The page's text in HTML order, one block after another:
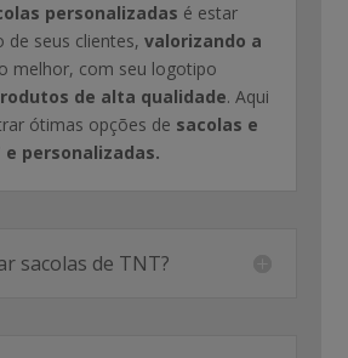
personalizadas é estar
de seus clientes,valorizando a
melhor, com seu logotipo
de alta qualidade. Aqui
ótimas opções de sacolas e
e personalizadas.
sacolas de TNT?